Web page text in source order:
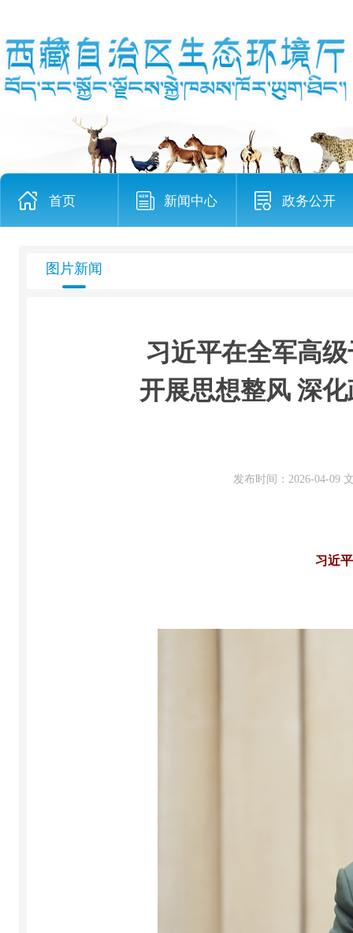
首页 新闻中心 政务公开
图片新闻
习近平在全军高
开展思想整风 深
发布时间：2026-04-09
习近